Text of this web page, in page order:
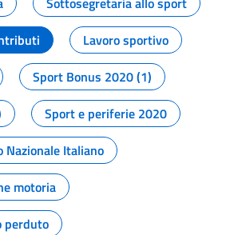
Lavoro sportivo
Sport Bonus 2020 (1)
Sport e periferie 2020
Nazionale Italiano
motoria
perduto